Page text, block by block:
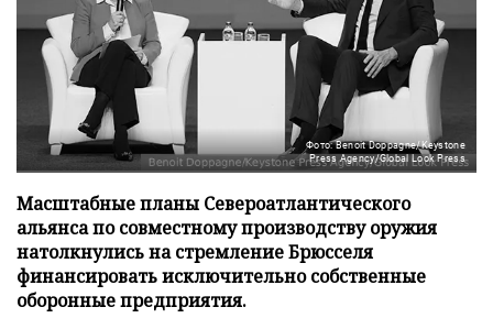
Фото: Benoit Doppagne/Keystone
Press Agency/Global Look Press
Масштабные планы Североатлантического
альянса по совместному производству оружия
натолкнулись на стремление Брюсселя
финансировать исключительно собственные
оборонные предприятия.